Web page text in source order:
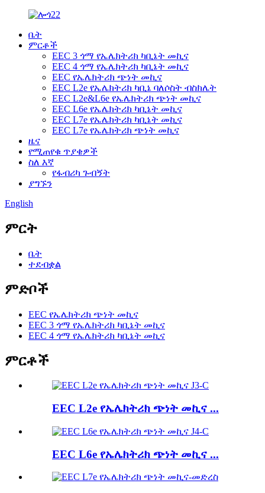
ቤት
ምርቶች
EEC 3 ጎማ የኤሌክትሪክ ካቢኔት መኪና
EEC 4 ጎማ የኤሌክትሪክ ካቢኔት መኪና
EEC የኤሌክትሪክ ጭነት መኪና
EEC L2e የኤሌክትሪክ ካቢኔ ባለሶስት ብስክሌት
EEC L2e&L6e የኤሌክትሪክ ጭነት መኪና
EEC L6e የኤሌክትሪክ ካቢኔት መኪና
EEC L7e የኤሌክትሪክ ካቢኔት መኪና
EEC L7e የኤሌክትሪክ ጭነት መኪና
ዜና
የሚጠየቁ ጥያቄዎች
ስለ እኛ
የፋብሪካ ጉብኝት
ያግኙን
English
ምርት
ቤት
ተደብቋል
ምድቦች
EEC የኤሌክትሪክ ጭነት መኪና
EEC 3 ጎማ የኤሌክትሪክ ካቢኔት መኪና
EEC 4 ጎማ የኤሌክትሪክ ካቢኔት መኪና
ምርቶች
EEC L2e የኤሌክትሪክ ጭነት መኪና ...
EEC L6e የኤሌክትሪክ ጭነት መኪና ...